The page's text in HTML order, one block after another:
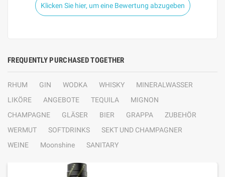
Klicken Sie hier, um eine Bewertung abzugeben
FREQUENTLY PURCHASED TOGETHER
RHUM GIN WODKA WHISKY
MINERALWASSER
LIKÖRE
ANGEBOTE TEQUILA
MIGNON
CHAMPAGNE
GLÄSER BIER GRAPPA
ZUBEHÖR
WERMUT
SOFTDRINKS
SEKT UND CHAMPAGNER
WEINE
Moonshine SANITARY